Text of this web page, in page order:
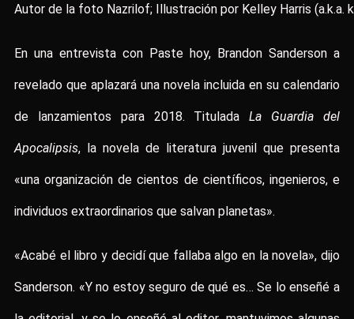
Autor de la foto Nazrilof; Illustración por Kelley Harris (a.k.a.
En una entrevista con Paste hoy, Brandon Sanderson a
revelado que aplazará una novela incluida en su calendario
de lanzamientos para 2018. TituladaLa Guardia del
Apocalipsis, la novela de literatura juvenil que presenta
«una organización de cientos de científicos, ingenieros, e
individuos extraordinarios que salvan planetas».
«Acabé el libro y decidí que fallaba algo en la novela», dijo
Sanderson. «Y no estoy seguro de qué es… Se lo enseñé a